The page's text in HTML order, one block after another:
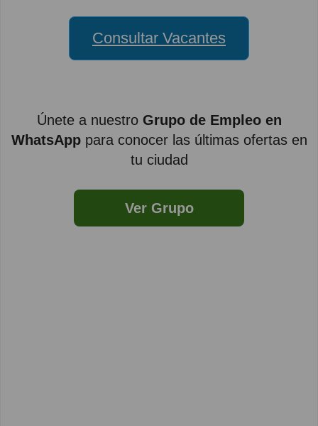
Consultar Vacantes
Únete a nuestro Grupo de Empleo en
WhatsApppara conocer las últimas ofertas en
tu ciudad
Ver Grupo